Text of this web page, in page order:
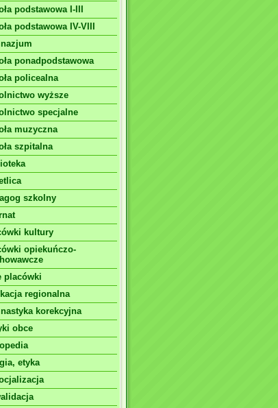
podstawowa I-III
podstawowa IV-VIII
ponadpodstawowa
policealna
wyższe
specjalne
muzyczna
szpitalna
szkolny
kultury
opiekuńczo-
placówki
regionalna
korekcyjna
obce
etyka